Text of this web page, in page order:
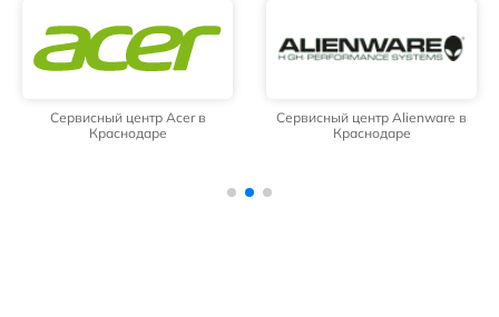
Сервисный центр Acer в
Краснодаре
Сервисный центр Alienware в
Краснодаре